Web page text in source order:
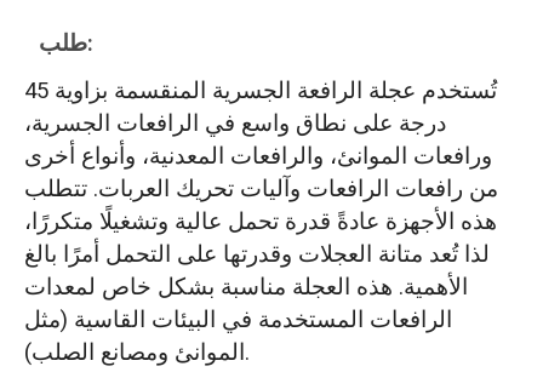
طلب:
تُستخدم عجلة الرافعة الجسرية المنقسمة بزاوية 45
درجة على نطاق واسع في الرافعات الجسرية،
ورافعات الموانئ، والرافعات المعدنية، وأنواع أخرى
من رافعات الرافعات وآليات تحريك العربات. تتطلب
هذه الأجهزة عادةً قدرة تحمل عالية وتشغيلًا متكررًا،
لذا تُعد متانة العجلات وقدرتها على التحمل أمرًا بالغ
الأهمية. هذه العجلة مناسبة بشكل خاص لمعدات
الرافعات المستخدمة في البيئات القاسية (مثل
الموانئ ومصانع الصلب).